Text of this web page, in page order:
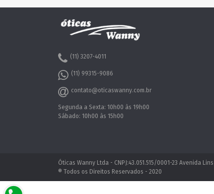
(11) 3207-4011
(11) 99315-9086
contato@oticaswanny.com.br
Segunda a Sexta: 10h00 às 19h00
Sábado: 10h00 às 15h00
Óticas Wanny Ltda - CNPJ:43.051.515/0001-23 Avenida
® Todos os Direitos Reservados - 2020